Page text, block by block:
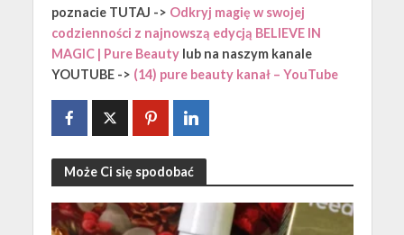
poznacie TUTAJ -> Odkryj magię w swojej
codzienności z najnowszą edycją BELIEVE IN
MAGIC | Pure Beautylub na naszym kanale
YOUTUBE -> (14) pure beauty kanał – YouTube
Może Ci się spodobać